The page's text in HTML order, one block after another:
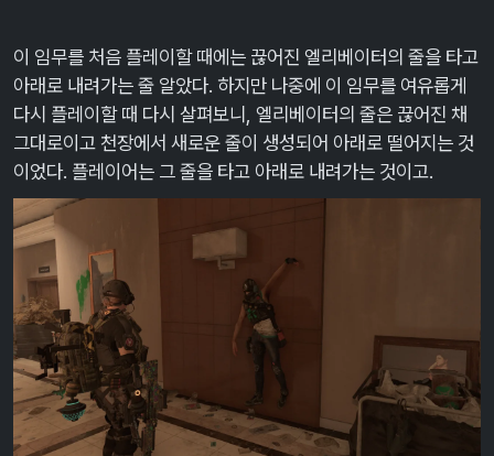
이 임무를 처음 플레이할 때에는 끊어진 엘리베이터의 줄을 타고
아래로 내려가는 줄 알았다. 하지만 나중에 이 임무를 여유롭게
다시 플레이할 때 다시 살펴보니, 엘리베이터의 줄은 끊어진 채
그대로이고 천장에서 새로운 줄이 생성되어 아래로 떨어지는 것
이었다. 플레이어는 그 줄을 타고 아래로 내려가는 것이고.